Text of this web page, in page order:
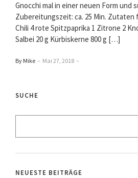
Gnocchi mal in einer neuen Form und
Zubereitungszeit: ca. 25 Min. Zutaten
Chili 4 rote Spitzpaprika 1 Zitrone 2
Salbei 20 g Kürbiskerne 800 g […]
By Mike – Mai 27, 2018 –
SUCHE
NEUESTE BEITRÄGE